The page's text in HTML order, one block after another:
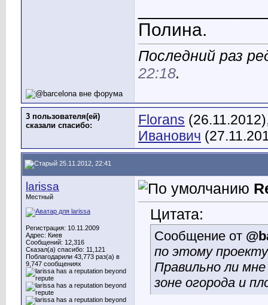
Полина.
Последний раз
22:18.
3 пользователя(ей)
сказали cпасибо:
Florans
Иванович
25.11.2012, 22:41
larissa
Местный
Регистрация: 10.11.2009
Адрес: Киев
Сообщений: 12,316
Сказал(а) спасибо: 11,121
Поблагодарили 43,773 раз(а) в
9,747 сообщениях
Цитата:
Сообщение от
по этому
Правильно ли
зоне огорода и